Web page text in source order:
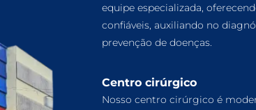
equipe especializada,
confiáveis, auxiliando no
prevenção de doenças.
Centro cirúrgico
Nosso centro cirúrgico é